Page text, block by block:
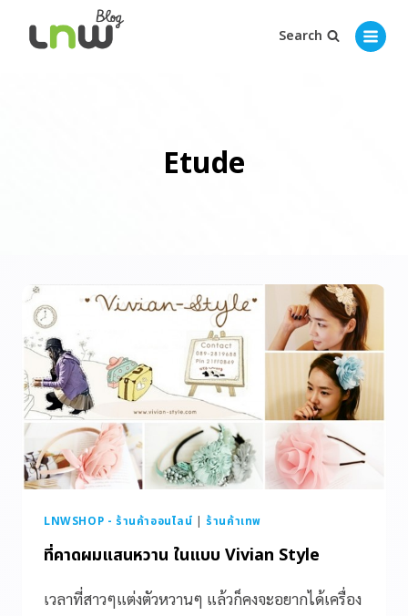
Search
Etude
LNWSHOP - ร้านค้าออนไลน์ | ร้านค้าเทพ
ที่คาดผมแสนหวาน ในแบบ Vivian Style
เวลาที่สาวๆแต่งตัวหวานๆ แล้วก็คงจะอยากได้เครื่อง